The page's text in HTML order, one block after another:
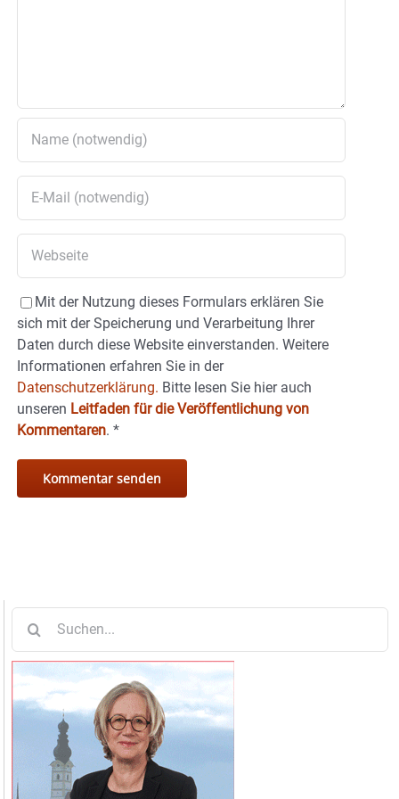
Mit der Nutzung dieses Formulars erklären Sie
sich mit der Speicherung und Verarbeitung Ihrer
Daten durch diese Website einverstanden. Weitere
Informationen erfahren Sie in der
Datenschutzerklärung. Bitte lesen Sie hier auch
unseren Leitfaden für die Veröffentlichung von
Kommentaren. *
nach: